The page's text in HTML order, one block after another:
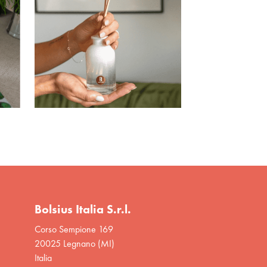
Bolsius Italia S.r.l.
Corso Sempione 169
20025 Legnano (MI)
Italia